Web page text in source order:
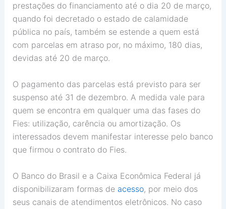
prestações do financiamento até o dia 20 de março,
quando foi decretado o estado de calamidade
pública no país, também se estende a quem está
com parcelas em atraso por, no máximo, 180 dias,
devidas até 20 de março.
O pagamento das parcelas está previsto para ser
suspenso até 31 de dezembro. A medida vale para
quem se encontra em qualquer uma das fases do
Fies: utilização, carência ou amortização. Os
interessados devem manifestar interesse pelo banco
que firmou o contrato do Fies.
O Banco do Brasil e a Caixa Econômica Federal já
disponibilizaram formas de acesso, por meio dos
seus canais de atendimentos eletrônicos. No caso